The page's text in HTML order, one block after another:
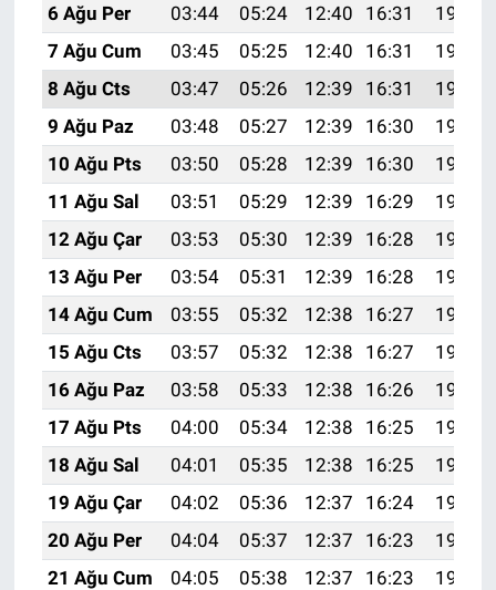
6 Ağu Per
03:44 05:24 12:40 16:31
19:46
7 Ağu Cum
03:45 05:25 12:40 16:31
19:44
8 Ağu Cts
03:47 05:26 12:39 16:31
19:43
9 Ağu Paz
03:48 05:27 12:39 16:30
19:42
10 Ağu Pts
03:50 05:28 12:39 16:30
19:41
11 Ağu Sal
03:51 05:29 12:39 16:29
19:39
12 Ağu Çar
03:53 05:30 12:39 16:28
19:38
13 Ağu Per
03:54 05:31 12:39 16:28
19:37
14 Ağu Cum
03:55 05:32 12:38 16:27
19:36
15 Ağu Cts
03:57 05:32 12:38 16:27
19:34
16 Ağu Paz
03:58 05:33 12:38 16:26
19:33
17 Ağu Pts
04:00 05:34 12:38 16:25
19:31
18 Ağu Sal
04:01 05:35 12:38 16:25
19:30
19 Ağu Çar
04:02 05:36 12:37 16:24
19:29
20 Ağu Per
04:04 05:37 12:37 16:23
19:27
21 Ağu Cum
04:05 05:38 12:37 16:23
19:26